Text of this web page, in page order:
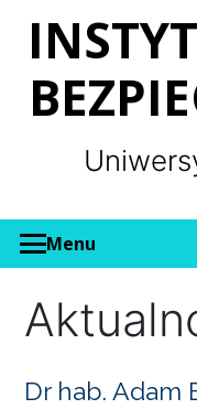
Menu
Dr hab. Adam